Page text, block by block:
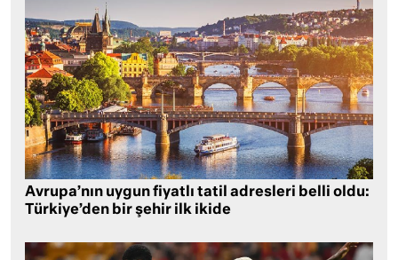
Avrupa’nın uygun fiyatlı tatil adresleri belli oldu:
Türkiye’den bir şehir ilk ikide